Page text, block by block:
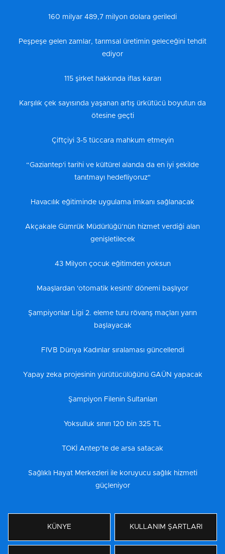
160 milyar 489,7 milyon dolara geriledi
Peşpeşe gelen zamlar, tarımsal üretimin geleceğini tehdit
ediyor
115 şirket hakkında iflas kararı
Karşılık çek sayısında yaşanan artış ürkütücü boyutun da
ötesine geçti
Çiftçiyi 3-5 tüccara mahkum etmeyin
“Gaziantep'i tarihi ve kültürel alanda da en iyi şekilde
tanıtmayı hedefliyoruz"
Havacılık eğitiminde uygulama imkanı sağlanacak
Akçakale Gümrük Müdürlüğü’nün hizmet verdiği alan
genişletilecek
43 Milyon çocuk eğitimden yoksun
Maaşlardan 'otomatik kesinti' dönemi başlıyor
Şampiyonlar Ligi 2. eleme turu rövanş maçları yarın
başlayacak
FIVB Dünya Kadınlar sıralaması güncellendi
Yapay zeka projesinin yürütücülüğünü GAÜN yapacak
Şampiyon Filenin Sultanları
Yoksulluk sınırı 120 bin 325 TL
TOKİ Antep’te de arsa satacak
Sağlıklı Hayat Merkezleri ile koruyucu sağlık hizmeti
güçleniyor
KÜNYE KULLANIM ŞARTLARI